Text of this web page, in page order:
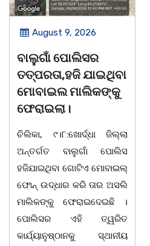
August 9, 2026
ସାରସ୍ୱତ ସାଧିକା ତଥା
ଡ଼ଃ ଆର୍ଯ୍ୟକୁମାର
ଜ୍ଞାନେନ୍ଦ୍ରଙ୍କଶାଶୁ
ଶ୍ରୀମତୀ ସାବିତ୍ରୀ
ଭୁବନେଶ୍ୱର ତା ୦୮/୦୮/୨୬ :
ବରିଷ୍ଠ ରାଜନେତା, ସଂସ୍କୃତି
ପୁରୁଷ ଡ଼ଃ ଆର୍ଯ୍ୟ କୁମାର
ଜ୍ଞାନେନ୍ଦ୍ରଙ୍କ ଶାଶୁ ଶ୍ରୀମତୀ
ସାବିତ୍ରୀ ରାଉତଙ୍କ
ଭୁବନେଶ୍ୱରସ୍ଥିତ ଏକ ଘରୋଇ